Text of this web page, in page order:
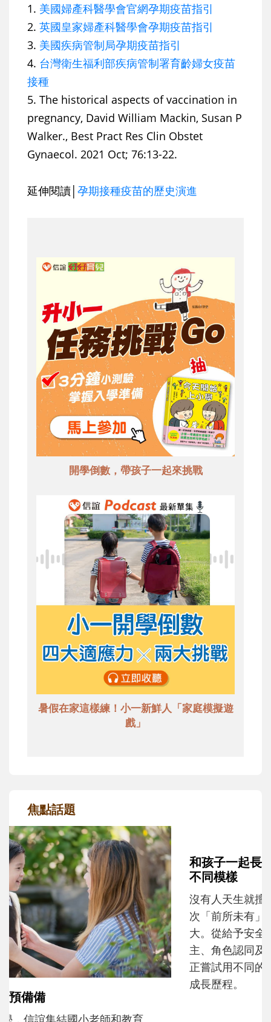
1. 美國婦產科醫學會官網孕期疫苗指引
2. 英國皇家婦產科醫學會孕期疫苗指引
3. 美國疾病管制局孕期疫苗指引
4. 台灣衛生福利部疾病管制署育齡婦女疫苗
接種
5. The historical aspects of vaccination in
pregnancy, David William Mackin, Susan P
Walker., Best Pract Res Clin Obstet
Gynaecol. 2021 Oct; 76:13-22.
延伸閱讀│ 孕期接種疫苗的歷史演進
開學倒數，帶孩子一起來挑戰
暑假在家這樣練！小一新鮮人「家庭模擬遊
戲」
焦點話題
和孩子一起長大的那個男人│讀懂父親的
不同模樣
沒有人天生就擅長當爸爸！男人總是在一次
次「前所未有」的體驗中，跟著孩子一起長
大。從給予安全感的肢體遊戲，到獨立自
主、角色認同及解決問題的能力養成。爸爸
正嘗試用不同的模樣，參與孩子每個重要的